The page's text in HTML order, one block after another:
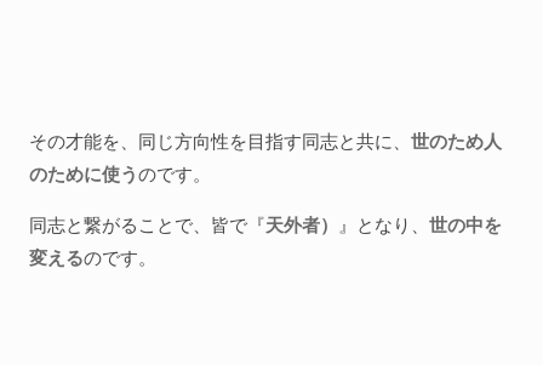
その才能を、同じ方向性を目指す同志と共に、 世のため人
のために使うのです。
同志と繋がることで、皆で『天外者） 』となり、 世の中を
変えるのです。